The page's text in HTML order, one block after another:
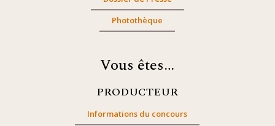
Photothèque
Vous êtes…
PRODUCTEUR
Informations du concours